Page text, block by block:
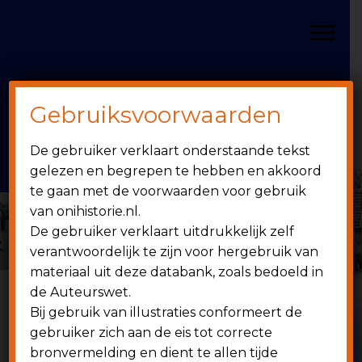
inhoud
sidebar
Rechts
onihistorie.nl
1949 - heden
6 juni 2014
Gebruiksvoorwaarden
De gebruiker verklaart onderstaande tekst
gelezen en begrepen te hebben en akkoord
te gaan met de voorwaarden voor gebruik
van onihistorie.nl.
De gebruiker verklaart uitdrukkelijk zelf
verantwoordelijk te zijn voor hergebruik van
materiaal uit deze databank, zoals bedoeld in
de Auteurswet.
Bij gebruik van illustraties conformeert de
gebruiker zich aan de eis tot correcte
bronvermelding en dient te allen tijde